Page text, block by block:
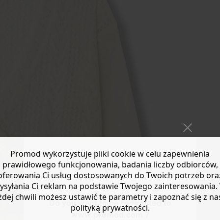
Do you want to be redirected to
www.promod.com ?
Promod wykorzystuje pliki cookie w celu zapewnienia
prawidłowego funkcjonowania, badania liczby odbiorców,
Ci usług dostosowanych do Twoich potrzeb
Ci reklam na podstawie Twojego zainteresowania.
chwili możesz ustawić te parametry i zapoznać się z
polityką prywatności.